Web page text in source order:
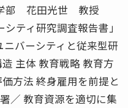
部 花田光世 教授
ィ研究調査報告書」
バーシティと従来型研
主体 教育戦略 教育方
方法 終身雇用を前提と
／ 教育資源を適切に集